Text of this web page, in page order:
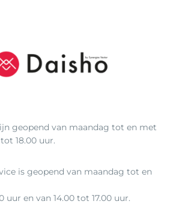
geopend van maandag tot en met
18.00 uur.
is geopend van maandag tot en
uur en van 14.00 tot 17.00 uur.